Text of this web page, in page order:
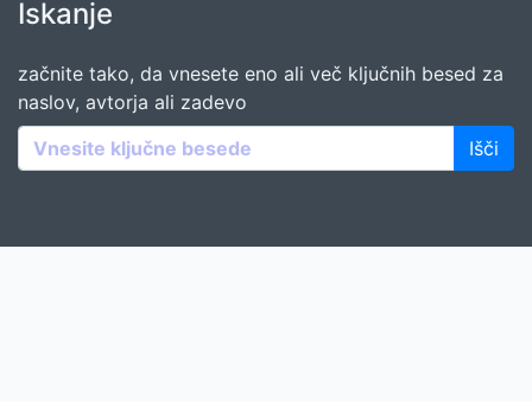
Iskanje
začnite tako, da vnesete eno ali več ključnih besed za
naslov, avtorja ali zadevo
Išči